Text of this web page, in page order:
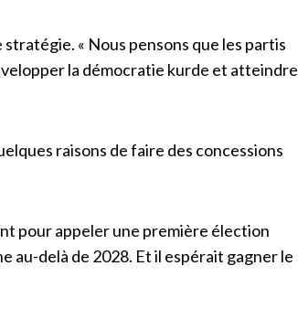
« Nous pensons que les partis
la démocratie kurde et atteindre
raisons de faire des concessions
pour appeler une première élection
au-delà de 2028. Et il espérait gagner le